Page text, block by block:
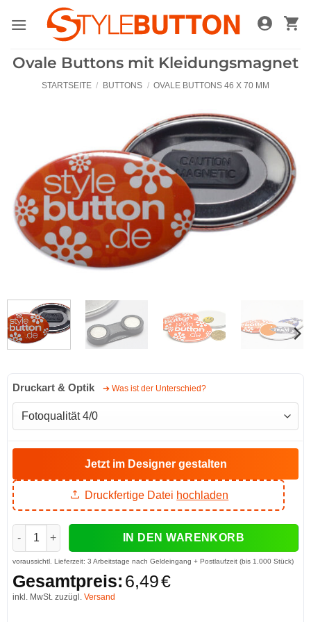
Inhalt
Ovale Buttons mit Kleidungsmagnet
STARTSEITE / BUTTONS / OVALE BUTTONS 46 X 70 MM
Druckart & Optik ➔ Was ist der Unterschied?
Jetzt im Designer gestalten
Druckfertige Datei hochladen
Ovale Buttons mit Kleidungsmagnet Menge
IN DEN WARENKORB
voraussichtl. Lieferzeit: 3 Arbeitstage nach Geldeingang + Postlaufzeit (bis 1.000 Stück)
Gesamtpreis: 6,49€
inkl. MwSt. zuzügl. Versand